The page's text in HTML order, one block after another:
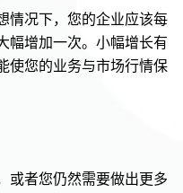
情况下，您的企业应该每
幅增加一次。小幅增长有
使您的业务与市场行情保
或者您仍然需要做出更多